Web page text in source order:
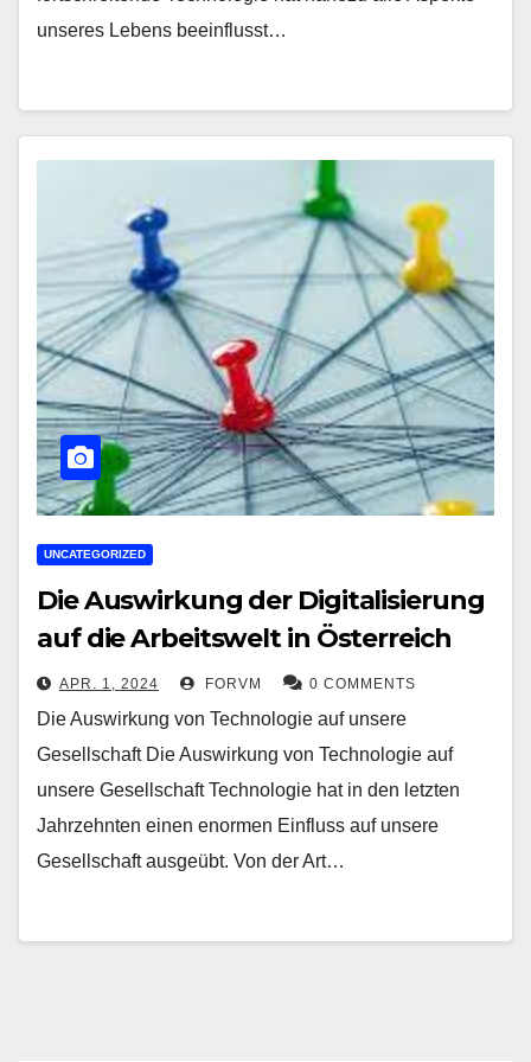
unseres Lebens beeinflusst…
UNCATEGORIZED
Die Auswirkung der Digitalisierung
auf die Arbeitswelt in Österreich
APR. 1, 2024 FORVM 0 COMMENTS
Die Auswirkung von Technologie auf unsere
Gesellschaft Die Auswirkung von Technologie auf
unsere Gesellschaft Technologie hat in den letzten
Jahrzehnten einen enormen Einfluss auf unsere
Gesellschaft ausgeübt. Von der Art…